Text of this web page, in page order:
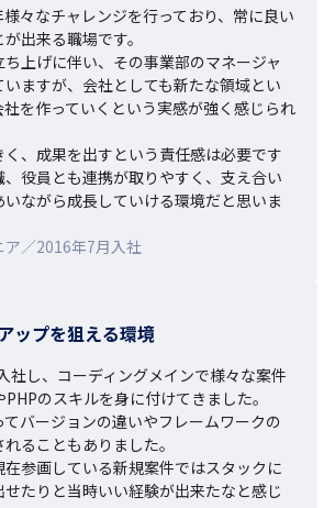
々なチャレンジを行っており、常に良い
出来る職場です。
上げに伴い、その事業部のマネージャ
ますが、会社としても新たな領域とい
社を作っていくという実感が強く感じられ
、成果を出すという責任感は必要です
役員とも連携が取りやすく、支え合い
ながら成長していける環境だと思いま
／2016年7月入社
ップを狙える環境
社し、コーディングメインで様々な案件
のスキルを身に付けてきました。
バージョンの違いやフレームワークの
ることもありました。
参画している新規案件ではスタックに
たりと当時いい経験が出来たなと感じ